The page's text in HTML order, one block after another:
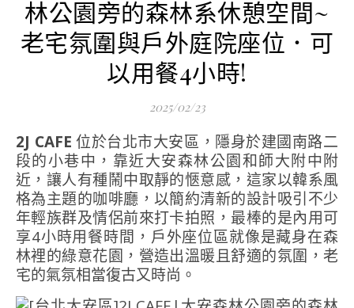
林公園旁的森林系休憩空間~
老宅氛圍與戶外庭院座位．可
以用餐4小時!
2025/02/23
2J CAFE 位於台北市大安區，隱身於建國南路二
段的小巷中，靠近大安森林公園和師大附中附
近，讓人有種鬧中取靜的愜意感，這家以韓系風
格為主題的咖啡廳，以簡約清新的設計吸引不少
年輕族群及情侶前來打卡拍照，最棒的是內用可
享4小時用餐時間，戶外座位區就像是藏身在森
林裡的綠意花園，營造出溫暖且舒適的氛圍，老
宅的氣氛相當復古又時尚。